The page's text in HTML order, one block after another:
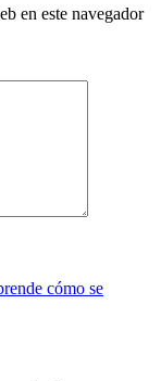
en este navegador
cómo se